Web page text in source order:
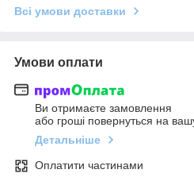
Всі умови доставки
Умови оплати
Ви отримаєте замовлення
або гроші повернуться на
Детальніше
Оплатити частинами